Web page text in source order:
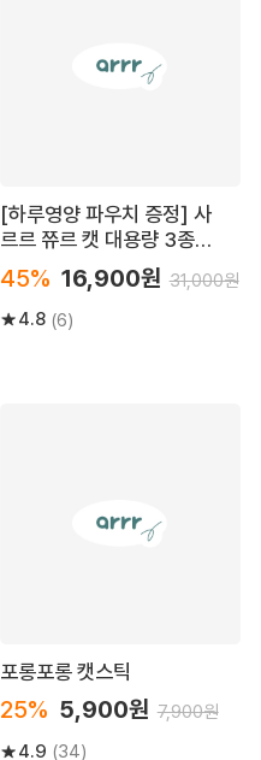
[하루영양 파우치 증정] 사
르르 쮸르 캣 대용량 3종
(10g*40p)
45% 16,900원 31,000원
4.8 (6)
포롱포롱 캣스틱
25% 5,900원 7,900원
4.9 (34)